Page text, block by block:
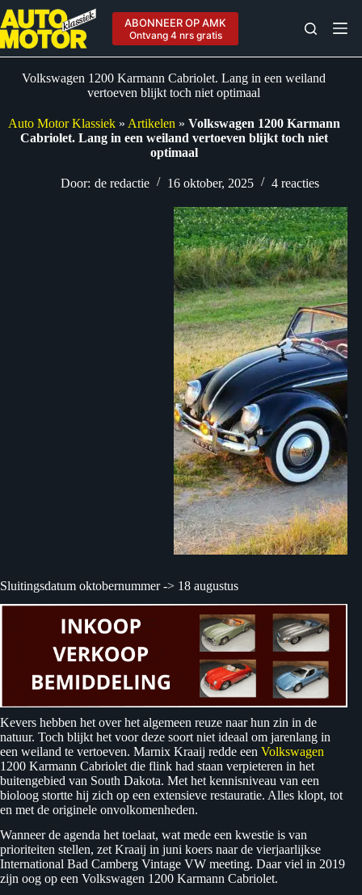
Ga
naar
de
inhoud
ABONNEER OP AMK
Ontvang 4 nrs gratis
Volkswagen 1200 Karmann Cabriolet. Lang in een weiland
vertoeven blijkt toch niet optimaal
Auto Motor Klassiek» Artikelen » Volkswagen 1200 Karmann
Cabriolet. Lang in een weiland vertoeven blijkt toch niet
optimaal
Door: de redactie 16 oktober, 2025 4 reacties
Sluitingsdatum oktobernummer -> 18 augustus
Kevers hebben het over het algemeen reuze naar hun zin in de
natuur. Toch blijkt het voor deze soort niet ideaal om jarenlang in
een weiland te vertoeven. Marnix Kraaij redde een Volkswagen
1200 Karmann Cabriolet die flink had staan verpieteren in het
buitengebied van South Dakota. Met het kennisniveau van een
bioloog stortte hij zich op een extensieve restauratie. Alles klopt, tot
en met de originele onvolkomenheden.
Wanneer de agenda het toelaat, wat mede een kwestie is van
prioriteiten stellen, zet Kraaij in juni koers naar de vierjaarlijkse
International Bad Camberg Vintage VW meeting. Daar viel in 2019
zijn oog op een Volkswagen 1200 Karmann Cabriolet.